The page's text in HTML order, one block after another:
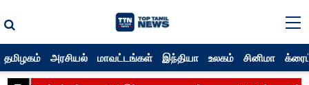
தமிழகம் அரசியல் மாவட்டங்கள் இந்தியா உலகம் சினிமா